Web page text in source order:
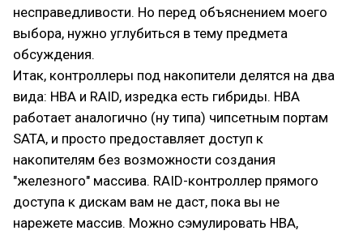
несправедливости. Но перед объяснением моего
выбора, нужно углубиться в тему предмета
обсуждения.
Итак, контроллеры под накопители делятся на два
вида: HBA и RAID, изредка есть гибриды. HBA
работает аналогично (ну типа) чипсетным портам
SATA, и просто предоставляет доступ к
накопителям без возможности создания
"железного" массива. RAID-контроллер прямого
доступа к дискам вам не даст, пока вы не
нарежете массив. Можно сэмулировать HBA,